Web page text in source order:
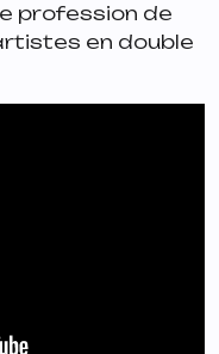
profession de
en double